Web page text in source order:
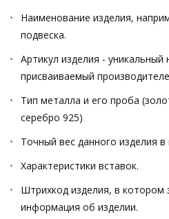
Наименование изделия,
подвеска.
Артикул изделия - уникальный
присваиваемый
Тип металла и его проба
серебро 925)
Точный вес данного изделия в
Характеристики вставок.
Штрихкод изделия, в котором
информация об изделии.